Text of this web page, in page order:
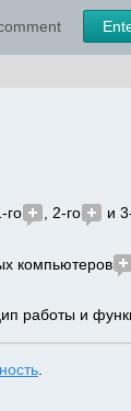
го , 2-го и
компьютеров
работы и